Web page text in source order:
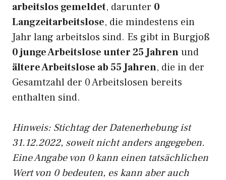
arbeitslos gemeldet, darunter 0
Langzeitarbeitslose, die mindestens ein
Jahr lang arbeitslos sind. Es gibt in Burgjoß
0 junge Arbeitslose unter 25 Jahrenund
ältere Arbeitslose ab 55 Jahren, die in der
Gesamtzahl der 0 Arbeitslosen bereits
enthalten sind.
Hinweis: Stichtag der Datenerhebung ist
31.12.2022, soweit nicht anders angegeben.
Eine Angabe von 0 kann einen tatsächlichen
Wert von 0 bedeuten, es kann aber auch